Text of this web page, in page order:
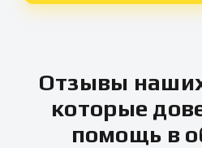
Отзывы
которые
помощь в